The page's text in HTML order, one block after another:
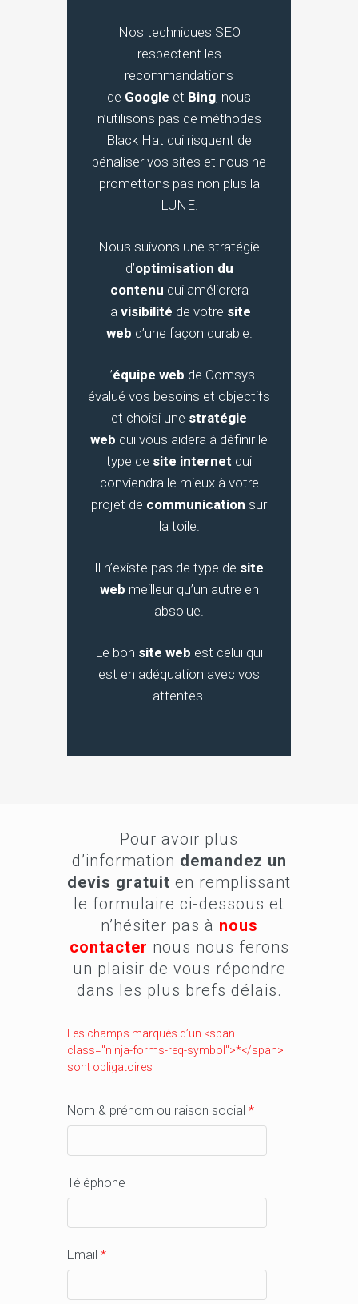
Nos techniques SEO
respectent les
recommandations
de Google et Bing, nous
n’utilisons pas de méthodes
Black Hat qui risquent de
pénaliser vos sites et nous ne
promettons pas non plus la
LUNE.
Nous suivons une stratégie
d’optimisation du
contenu qui améliorera
la visibilité de votre site
web d’une façon durable.
L’équipe web de Comsys
évalué vos besoins et objectifs
et choisi une stratégie
web qui vous aidera à définir le
type de site internet qui
conviendra le mieux à votre
projet de communication sur
la toile.
Il n’existe pas de type de site
web meilleur qu’un autre en
absolue.
Le bon site web est celui qui
est en adéquation avec vos
attentes.
Pour avoir plus
d’information demandez un
devis gratuit en remplissant
le formulaire ci-dessous et
n’hésiter pas à nous
contacter nous nous ferons
un plaisir de vous répondre
dans les plus brefs délais.
Les champs marqués d’un <span
class="ninja-forms-req-symbol">*</span>
sont obligatoires
Nom & prénom ou raison social *
Téléphone
Email *